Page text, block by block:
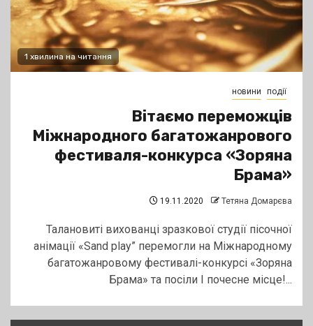
1 хвилина на читання
новини події
Вітаємо переможців
Міжнародного багатожанрового
фестиваля-конкурса «Зоряна
Брама»
19.11.2020 Тетяна Домарєва
Талановиті вихованці зразкової студії пісочної
анімації «Sand play” перемогли на Міжнародному
багатожанровому фестивалі-конкурсі «Зоряна
Брама» та посіли І почесне місце!...